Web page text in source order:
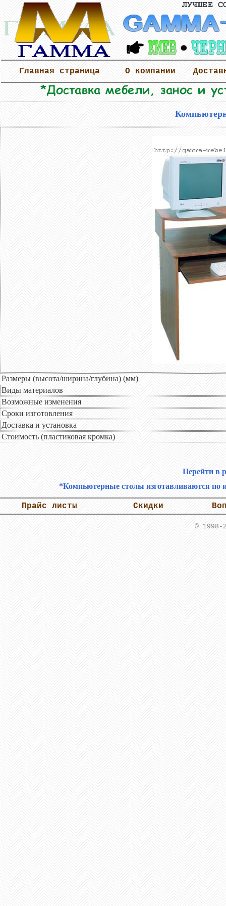
Главная страница О компании
Размеры (высота/ширина/глубина) (мм)
Виды материалов
Возможные изменения
Сроки изготовления
Доставка и установка
Стоимость (пластиковая кромка)
Перейти в
*Компьютерные столы изготавливаются по
Прайс листы Скидки
© 1998-